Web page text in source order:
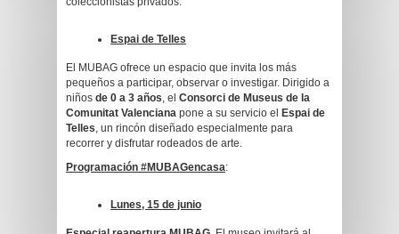
Espai de Telles
El MUBAG ofrece un espacio que invita los más
pequeños a participar, observar o investigar. Dirigido a
niños de 0 a 3 años, el Consorci de Museus de la
Comunitat Valenciana pone a su servicio el
Espai de
Telles, un rincón diseñado especialmente para
recorrer y disfrutar rodeados de arte.
Programación #MUBAGencasa:
Lunes, 15 de junio